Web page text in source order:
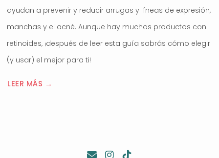
ayudan a prevenir y reducir arrugas y líneas de expresión,
manchas y el acné. Aunque hay muchos productos con
retinoides, ¡después de leer esta guía sabrás cómo elegir
(y usar) el mejor para ti!
LEER MÁS →